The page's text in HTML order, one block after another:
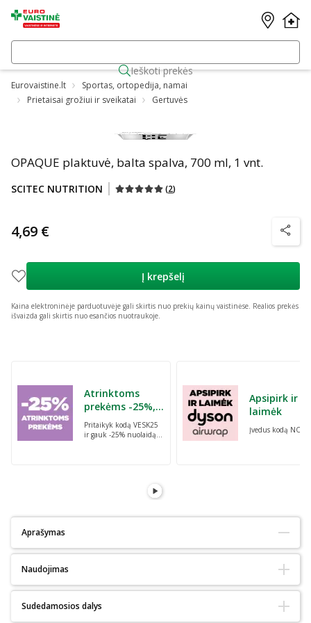
Ieškoti prekės
Eurovaistine.lt
Sportas, ortopedija, namai
Prietaisai grožiui ir sveikatai
Gertuvės
OPAQUE plaktuvė, balta spalva, 700 ml, 1 vnt.
SCITEC NUTRITION (2)
4,69 €
Į krepšelį
Kaina elektroninėje parduotuvėje gali skirtis nuo prekių kainų vaistinėse. Realios prekės
išvaizda gali skirtis nuo esančios nuotraukoje.
Atrinktoms
prekėms -25%,
perkant dvi bet
kurias prekes su
Pritaikyk kodą VESK25
ir gauk -25% nuolaidą
Apsipirk ir
laimėk
Įvedus kodą
Aprašymas
Plaktuvė su „Scitec Nutrition“ logotipu.
Viduje yra plastmasinis tinklelis, padedantis geriau suplakti supiltą
Naudojimas
Naudoti pagal paskirtį.
Sudedamosios dalys